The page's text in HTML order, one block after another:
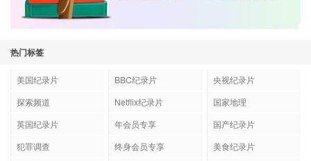
热门标签
美国纪录片 BBC纪录片
央视纪录片
探索频道
Netflix纪录片
国家地理
英国纪录片
年会员专享
国产纪录片
犯罪调查
终身会员专享
美食纪录片